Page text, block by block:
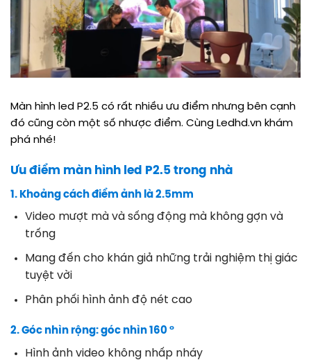
Màn hình led P2.5 có rất nhiều ưu điểm nhưng bên cạnh
đó cũng còn một số nhược điểm. Cùng Ledhd.vn khám
phá nhé!
Ưu điểm màn hình led P2.5 trong nhà
1. Khoảng cách điểm ảnh là 2.5mm
Video mượt mà và sống động mà không gợn và
trống
Mang đến cho khán giả những trải nghiệm thị giác
tuyệt vời
Phân phối hình ảnh độ nét cao
2. Góc nhìn rộng: góc nhìn 160 °
Hình ảnh video không nhấp nháy